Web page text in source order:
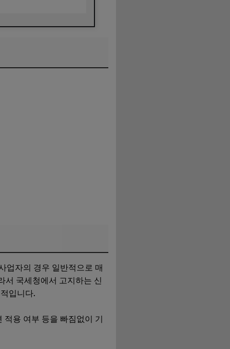
업자의 경우 일반적으로 매
서 국세청에서 고지하는 신
입니다.
적용 여부 등을 빠짐없이 기